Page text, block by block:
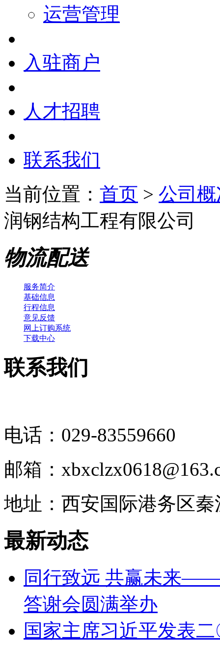
运营管理
入驻商户
人才招聘
联系我们
当前位置： 首页 > 公司
润钢结构工程有限公司
物流配送
服务简介
基础信息
行程信息
意见反馈
网上订购系统
下载中心
联系我们
电话：029-83559660
邮箱：
地址：西安国际港务区秦
最新动态
同行致远 共赢未来
答谢会圆满举办
国家主席习近平发表